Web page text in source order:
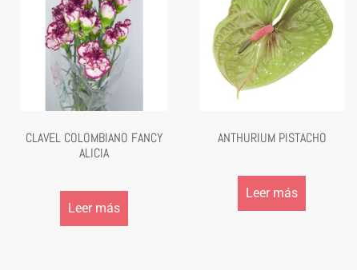
CLAVEL COLOMBIANO FANCY
ALICIA
Leer más
ANTHURIUM PISTACHO
Leer más